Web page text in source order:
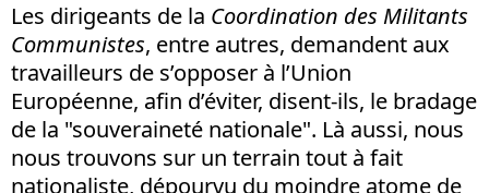
Les dirigeants de la Coordination des Militants
Communistes, entre autres, demandent aux
travailleurs de s’opposer à l’Union
Européenne, afin d’éviter, disent-ils, le bradage
de la "souveraineté nationale". Là aussi, nous
nous trouvons sur un terrain tout à fait
nationaliste, dépourvu du moindre atome de